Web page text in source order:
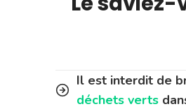
Il est interdit de
déchets verts